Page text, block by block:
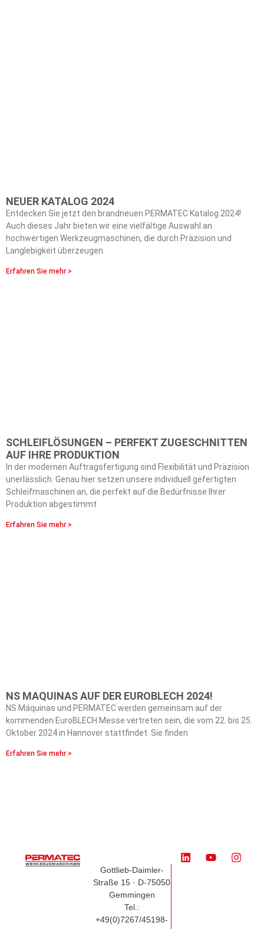
NEUER KATALOG 2024
Entdecken Sie jetzt den brandneuen PERMATEC Katalog 2024!
Auch dieses Jahr bieten wir eine vielfältige Auswahl an
hochwertigen Werkzeugmaschinen, die durch Präzision und
Langlebigkeit überzeugen.
Erfahren Sie mehr >
SCHLEIFLÖSUNGEN – PERFEKT ZUGESCHNITTEN
AUF IHRE PRODUKTION
In der modernen Auftragsfertigung sind Flexibilität und Präzision
unerlässlich. Genau hier setzen unsere individuell gefertigten
Schleifmaschinen an, die perfekt auf die Bedürfnisse Ihrer
Produktion abgestimmt
Erfahren Sie mehr >
NS MAQUINAS AUF DER EUROBLECH 2024!
NS Máquinas und PERMATEC werden gemeinsam auf der
kommenden EuroBLECH Messe vertreten sein, die vom 22. bis 25.
Oktober 2024 in Hannover stattfindet. Sie finden
Erfahren Sie mehr >
Gottlieb-Daimler-
Straße 15 · D-75050
Gemmingen
Tel.:
+49(0)7267/45198-